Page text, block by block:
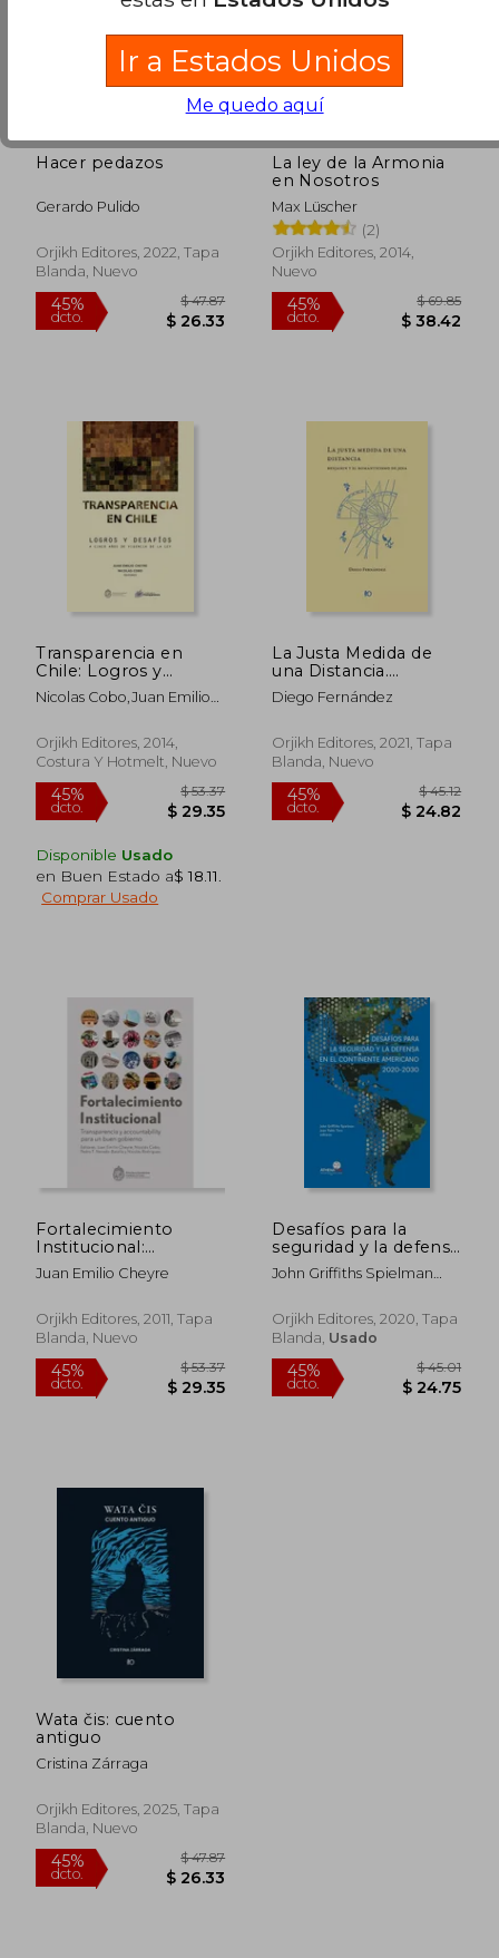
dcto. $ 18.73
45%
dcto.
Hacer pedazos
Gerardo Pulido
Orjikh Editores, 2022, Tapa
Blanda, Nuevo
45%
dcto. $ 26.33
La ley de la Armonia
en Nosotros
Max Lüscher
(2)
Orjikh Editores, 2014,
Nuevo
45%
dcto. $
Transparencia en
Chile: Logros y
Desafios a Cinco Años
de la Vigencia
Nicolas Cobo,Juan Emilio
Orjikh Editores, 2014,
Costura Y Hotmelt, Nuevo
45%
dcto.
$ 53.37
Disponible Usado
en Buen Estado a$ 18.11
Comprar Usado
La Justa Medida de
una Distancia.
Benjamin y el
Romanticismo de
Diego Fernández
Orjikh Editores, 2021, Tapa
Blanda, Nuevo
45%
dcto.
Fortalecimiento
Institucional:
Transparencia y
Accountability Para
Juan Emilio Cheyre
Orjikh Editores, 2011, Tapa
Blanda, Nuevo
Desafíos para la
seguridad y la defensa
en el continente
americano 2020-2030
John Griffiths Spielman
Orjikh Editores, 2020, Tapa
Blanda, Usado
Wata čis: cuento
antiguo
Cristina Zárraga
Orjikh Editores, 2025, Tapa
Blanda, Nuevo
Ir a Estados Unidos
Me quedo aquí